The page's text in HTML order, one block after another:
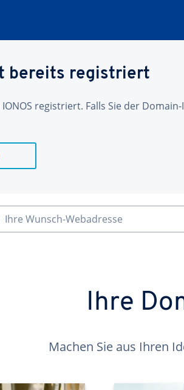
bereits registriert
registriert. Falls Sie der
Ihre Wunsch-Webadresse
Ihre
Machen Sie aus Ihren